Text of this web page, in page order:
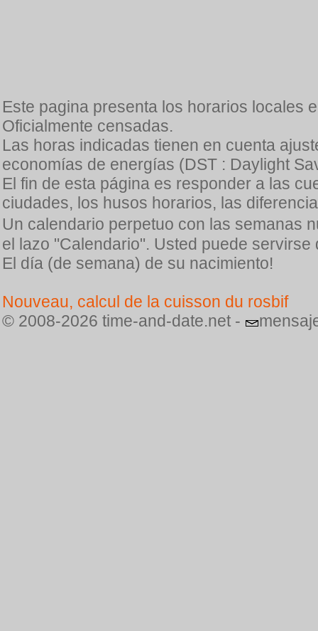
Este pagina presenta los horarios locales
Oficialmente censadas.
Las horas indicadas tienen en cuenta
economías de energías (DST : Daylight
El fin de esta página es responder a las
ciudades, los husos horarios, las
Un calendario perpetuo con las semanas
el lazo "Calendario". Usted puede
El día (de semana) de su nacimiento!
Nouveau, calcul de la cuisson du rosbif
© 2008-2026 time-and-date.net -